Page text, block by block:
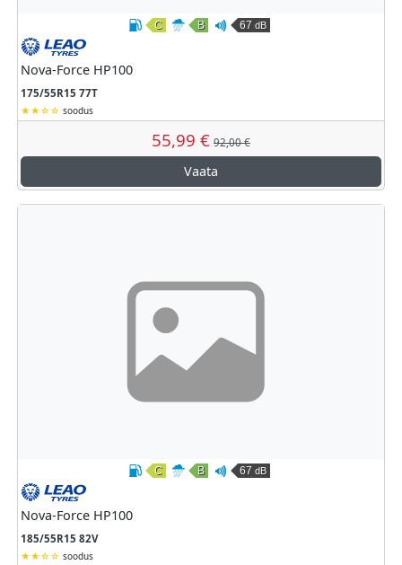
Kütusesäästlikkus
C
Märghaardumine
B
Väline veeremismüra
67 dB
Nova-Force HP100
175/55R15 77T
soodus
55,99 € 92,00 €
Vaata
Kütusesäästlikkus
C
Märghaardumine
B
Väline veeremismüra
67 dB
Nova-Force HP100
185/55R15 82V
soodus